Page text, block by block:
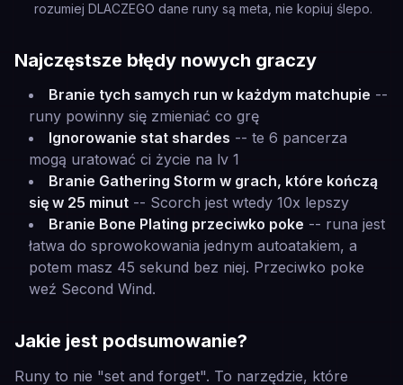
rozumiej DLACZEGO dane runy są meta, nie kopiuj ślepo.
Najczęstsze błędy nowych graczy
Branie tych samych run w każdym matchupie --
runy powinny się zmieniać co grę
Ignorowanie stat shardes -- te 6 pancerza
mogą uratować ci życie na lv 1
Branie Gathering Storm w grach, które kończą
się w 25 minut -- Scorch jest wtedy 10x lepszy
Branie Bone Plating przeciwko poke -- runa jest
łatwa do sprowokowania jednym autoatakiem, a
potem masz 45 sekund bez niej. Przeciwko poke
weź Second Wind.
Jakie jest podsumowanie?
Runy to nie "set and forget". To narzędzie, które